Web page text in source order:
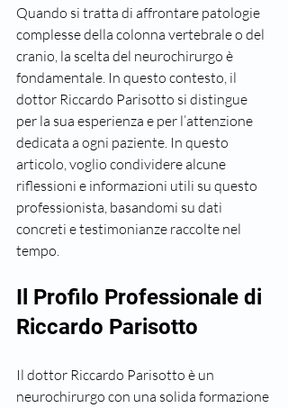
Quando si tratta di affrontare patologie
complesse della colonna vertebrale o del
cranio, la scelta del neurochirurgo è
fondamentale. In questo contesto, il
dottor Riccardo Parisotto si distingue
per la sua esperienza e per l’attenzione
dedicata a ogni paziente. In questo
articolo, voglio condividere alcune
riflessioni e informazioni utili su questo
professionista, basandomi su dati
concreti e testimonianze raccolte nel
tempo.
Il Profilo Professionale di
Riccardo Parisotto
Il dottor Riccardo Parisotto è un
neurochirurgo con una solida formazione